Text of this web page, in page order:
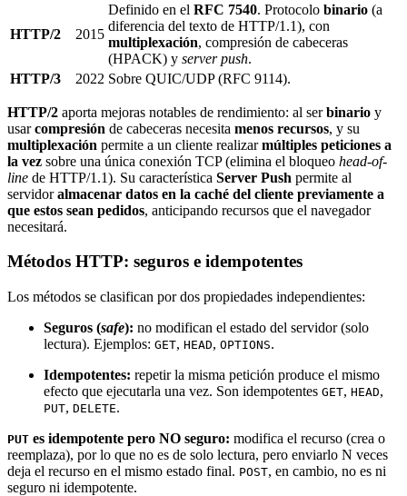
HTTP/2 2015
Definido en el RFC 7540. Protocolo binario (a
diferencia del texto de HTTP/1.1), con
multiplexación, compresión de cabeceras
(HPACK) y server push.
HTTP/3
2022 Sobre QUIC/UDP (RFC 9114).
HTTP/2 aporta mejoras notables de rendimiento: al serbinario y
usarcompresión de cabeceras necesita menos recursos, y su
multiplexación permite a un cliente realizarmúltiples peticiones a
la vez sobre una única conexión TCP (elimina el bloqueo head-of-
line de HTTP/1.1). Su característica Server Push permite al
servidoralmacenar datos en la caché del cliente previamente a
que estos sean pedidos, anticipando recursos que el navegador
necesitará.
Métodos HTTP: seguros e idempotentes
Los métodos se clasifican por dos propiedades independientes:
Seguros (safe): no modifican el estado del servidor (solo
lectura). Ejemplos: GET, HEAD, OPTIONS.
Idempotentes: repetir la misma petición produce el mismo
efecto que ejecutarla una vez. Son idempotentes GET, HEAD,
PUT, DELETE.
PUT es idempotente pero NO seguro: modifica el recurso (crea o
reemplaza), por lo que no es de solo lectura, pero enviarlo N veces
deja el recurso en el mismo estado final. POST, en cambio, no es ni
seguro ni idempotente.